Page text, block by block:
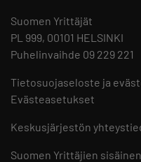
Suomen Yrittäjät
PL 999, 00101 HELSINKI
Puhelinvaihde 09 229 221
Tietosuojaseloste ja
Evästeasetukset
Keskusjärjestön
Suomen Yrittäjien